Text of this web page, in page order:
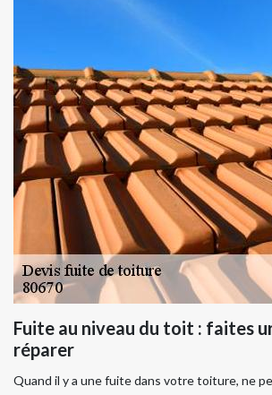
Fuite au niveau du toit : faites
réparer
Quand il y a une fuite dans votre toiture, ne